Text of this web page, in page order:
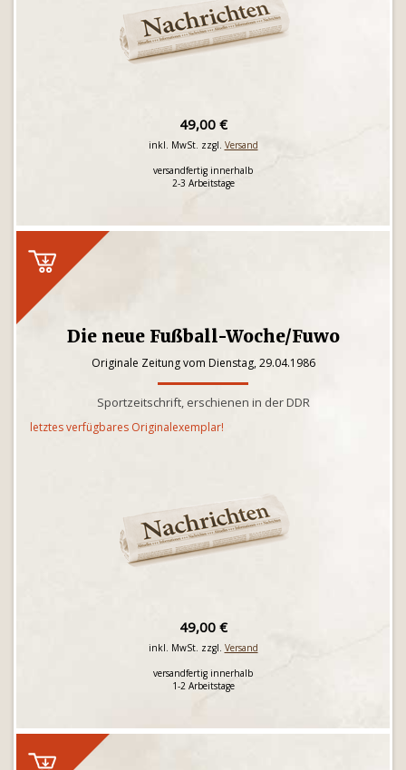
49,00 €
inkl. MwSt. zzgl. Versand
versandfertig innerhalb
2-3 Arbeitstage
Die neue Fußball-Woche/Fuwo
Originale Zeitung vom Dienstag, 29.04.1986
Sportzeitschrift, erschienen in der DDR
letztes verfügbares Originalexemplar!
49,00 €
inkl. MwSt. zzgl. Versand
versandfertig innerhalb
1-2 Arbeitstage